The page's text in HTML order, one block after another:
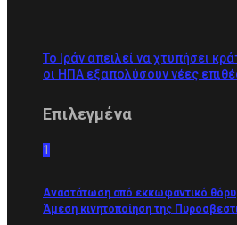
Το Ιράν απειλεί να χτυπήσει
οι ΗΠΑ εξαπολύσουν νέες
Επιλεγμένα
1
Αναστάτωση από εκκωφαντικό
Άμεση κινητοποίηση της